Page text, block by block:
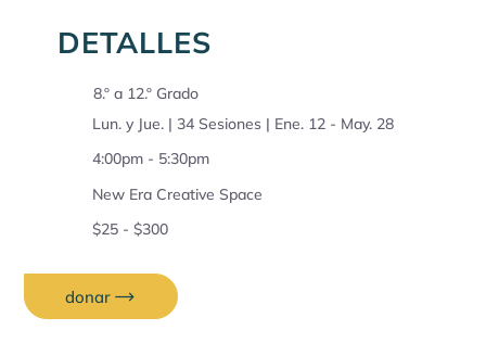
DETALLES
8.º a 12.º Grado
Lun. y Jue. | 34 Sesiones | Ene. 12 - May. 28
4:00pm - 5:30pm
New Era Creative Space
$25 - $300
donar